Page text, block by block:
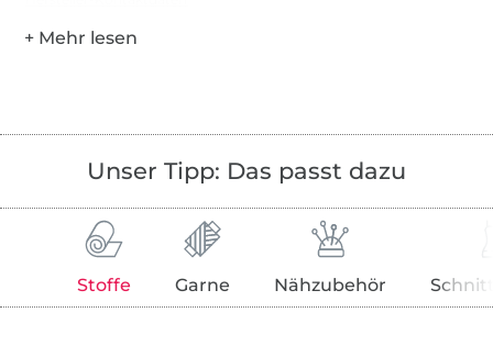
Unser Tipp: Das passt dazu
Stoffe Garne Nähzubehör